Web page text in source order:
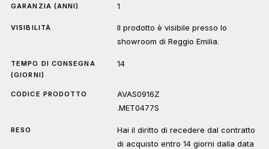
GARANZIA (ANNI) 1
VISIBILITÀ
Il prodotto è visibile presso lo
showroom di Reggio Emilia.
TEMPO DI CONSEGNA
(GIORNI)
14
CODICE PRODOTTO
AVAS0916Z
.MET0477S
RESO
Hai il diritto di recedere dal contratto
di acquisto entro 14 giorni dalla data